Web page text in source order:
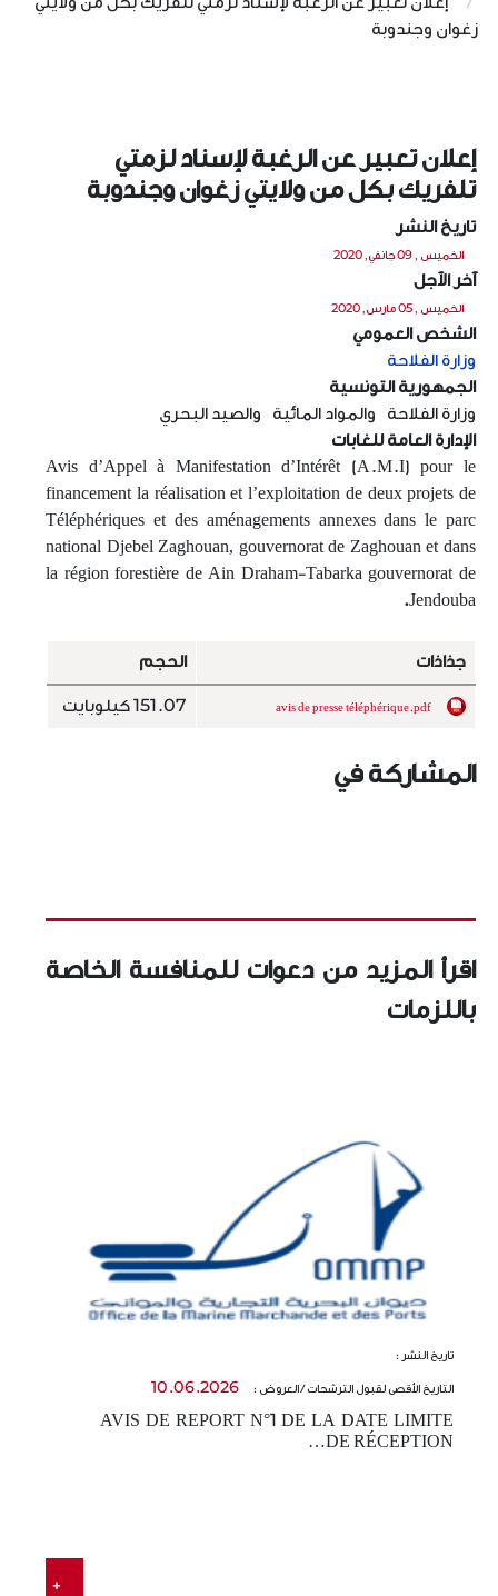
زغوان وجندوبة
إعلان تعبير عن الرغبة لإسناد لزمتي
تلفريك بكل من ولايتي زغوان وجندوبة
تاريخ النشر
الخميس , 09 جانفي, 2020
آخر الآجل
الخميس , 05 مارس, 2020
الشخص العمومي
وزارة الفلاحة
الجمهورية التونسية
وزارة الفلاحة والمواد المائية والصيد البحري
الإدارة العامة للغابات
Avis d’Appel à Manifestation d’Intérêt (A.M.I) pour le
financement la réalisation et l’exploitation de deux projets de
Téléphériques et des aménagements annexes dans le parc
national Djebel Zaghouan, gouvernorat de Zaghouan et dans
la région forestière de Ain Draham-Tabarka gouvernorat de
Jendouba
.
جذاذات الحجم
avis de presse téléphérique.pdf 151.07 كيلوبايت
المشاركة في
اقرأ المزيد من دعوات للمنافسة الخاصة
باللزمات
تاريخ النشر :
التاريخ الأقصى لقبول الترشحات / العروض : 10.06.2026
AVIS DE REPORT N°1 DE LA DATE LIMITE
DE RÉCEPTION…
+